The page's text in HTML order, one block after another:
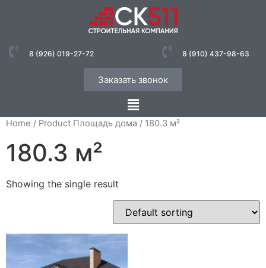
8 (926) 019-27-72 8 (910) 437-98-63
Заказать звонок
Home / Product Площадь дома / 180.3 м²
180.3 м²
Showing the single result